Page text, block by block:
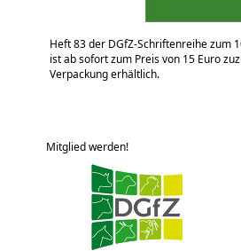
Heft 83 der DGfZ-Schriftenreihe zum
ist ab sofort zum Preis von 15 Euro
Verpackung erhältlich.
Mitglied werden!